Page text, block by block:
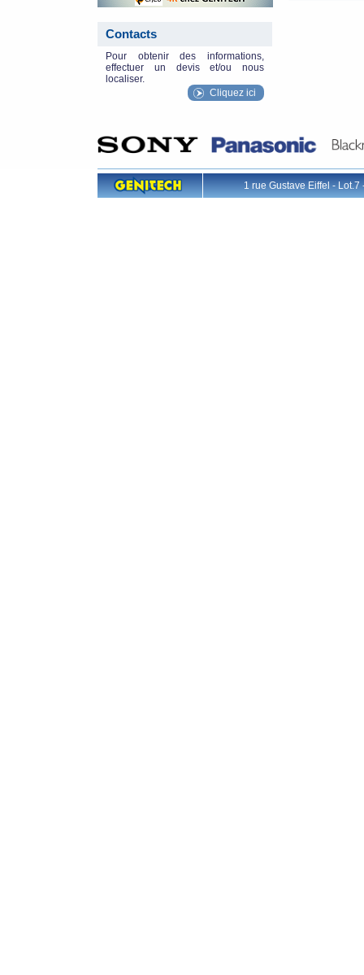
Contacts
Pour obtenir des informations,
effectuer un devis et/ou nous
localiser.
Cliquez ici
1 rue Gustave Eiffel -